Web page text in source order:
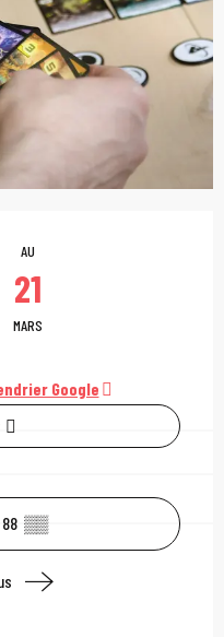
AU
21
MARS
Google
88 ▒▒